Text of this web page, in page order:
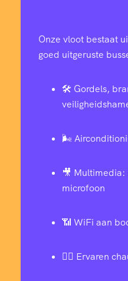
Onze vloot bestaat
goed uitgeruste
🛠️ Gordels,
🌬️
🎥 Multimedia:
microfoon
📶 WiFi aan
👨‍✈️ Ervaren